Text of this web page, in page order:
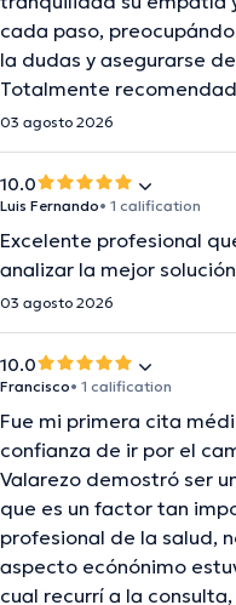
cada paso,
la dudas y asegurarse
Totalmente
03 agosto 2026
10.0
Luis Fernando• 1 calification
Excelente profesional
analizar la mejor
03 agosto 2026
10.0
Francisco• 1 calification
Fue mi primera cita
confianza de ir por el
Valarezo demostró ser
que es un factor tan
profesional de la salud,
aspecto ecónónimo
cual recurrí a la